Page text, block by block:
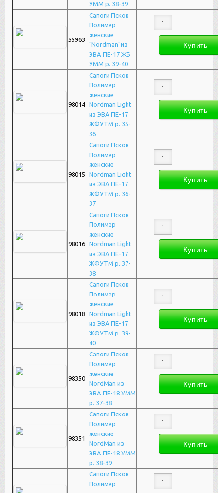
УММ р. 38-39
55963
Сапоги Псков
Полимер
женские
"Nordman"из
ЭВА ПЕ-17 ЖБ
УММ р. 39-40
98014
Сапоги Псков
Полимер
женские
Nordman Light
из ЭВА ПЕ-17
ЖФУТМ р. 35-
36
98015
Сапоги Псков
Полимер
женские
Nordman Light
из ЭВА ПЕ-17
ЖФУТМ р. 36-
37
98016
Сапоги Псков
Полимер
женские
Nordman Light
из ЭВА ПЕ-17
ЖФУТМ р. 37-
38
98018
Сапоги Псков
Полимер
женские
Nordman Light
из ЭВА ПЕ-17
ЖФУТМ р. 39-
40
98350
Сапоги Псков
Полимер
женские
NordMan из
ЭВА ПЕ-18 УММ
р. 37-38
98351
Сапоги Псков
Полимер
женские
NordMan из
ЭВА ПЕ-18 УММ
р. 38-39
Сапоги Псков
Полимер